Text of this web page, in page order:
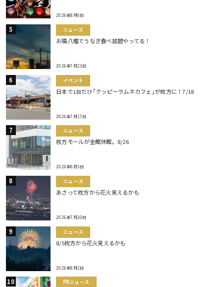
2026年8月6日
ニュース
お隣八幡でうなぎ食べ放題やってる！
2026年7月23日
イベント
日本で1台だけ｢クッピーラムネカフェ｣が枚方に！7/18
2026年7月17日
ニュース
枚方モールが全館休館。8/26
2026年8月3日
ニュース
あさって枚方から花火見えるかも
2026年7月20日
ニュース
8/5枚方から花火見えるかも
2026年8月2日
PRニュース